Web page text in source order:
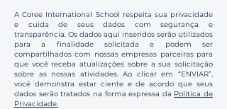
A Coree International School respeita sua privacidade
e cuida de seus dados com segurança e
transparência. Os dados aqui inseridos serão utilizados
para a finalidade solicitada e podem ser
compartilhados com nossas empresas parceiras para
que você receba atualizações sobre a sua solicitação
sobre as nossas atividades. Ao clicar em “ENVIAR”,
você demonstra estar ciente e de acordo que seus
dados serão tratados na forma expressa da Política de
Privacidade.